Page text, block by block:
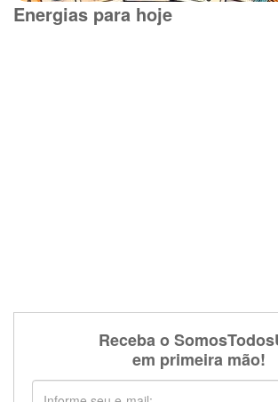
Energias para hoje
Receba o
em primeira mão!